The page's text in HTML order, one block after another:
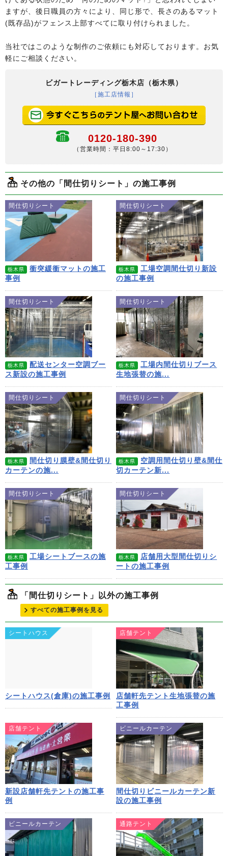
ますが、後日職員の方々により、同じ形で、長さのあるマット
(既存品)がフェンス上部すべてに取り付けられました。
当社ではこのような制作のご依頼にも対応しております。お気
軽にご相談ください。
ビガートレーディング栃木店（栃木県）
［施工店情報］
0120-180-390
（営業時間：平日8:00～17:30）
その他の「間仕切りシート」の施工事例
間仕切りシート
栃木県
衝突緩衝マットの施工
事例
間仕切りシート
栃木県
工場空調間仕切り新設
の施工事例
間仕切りシート
栃木県
配送センター空調ブー
ス新設の施工事例
間仕切りシート
栃木県
工場内間仕切りブース
生地張替の施...
間仕切りシート
栃木県
間仕切り膜壁&間仕切り
カーテンの施...
間仕切りシート
栃木県
空調用間仕切り壁&間仕
切カーテン新...
間仕切りシート
栃木県
工場シートブースの施
工事例
間仕切りシート
栃木県
店舗用大型間仕切りシ
ートの施工事例
「間仕切りシート」以外の施工事例
すべての施工事例を見る
シートハウス
シートハウス(倉庫)の施工事例
店舗テント
店舗軒先テント生地張替の施
工事例
店舗テント
新設店舗軒先テントの施工事
例
ビニールカーテン
間仕切りビニールカーテン新
設の施工事例
ビニールカーテン 通路テント